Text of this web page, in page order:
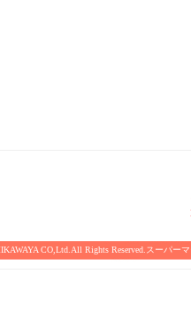
CO,Ltd.All Rights Reserved. スーパー